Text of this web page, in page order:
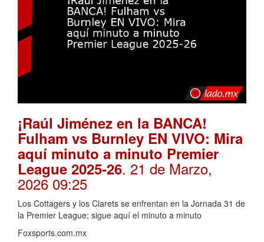
¡Raúl Jiménez en la BANCA!
Fulham vs Burnley EN VIVO: Mira
aquí minuto a minuto Premier
League 2025-26. 21 de Marzo,
2026 09:25
Los Cottagers y los Clarets se enfrentan en la Jornada 31 de
la Premier League; sigue aquí el minuto a minuto
Foxsports.com.mx